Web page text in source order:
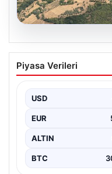
Muğla
{ "title": "Muğla
Piyasa Verileri
USD
EUR
ALTIN
BTC